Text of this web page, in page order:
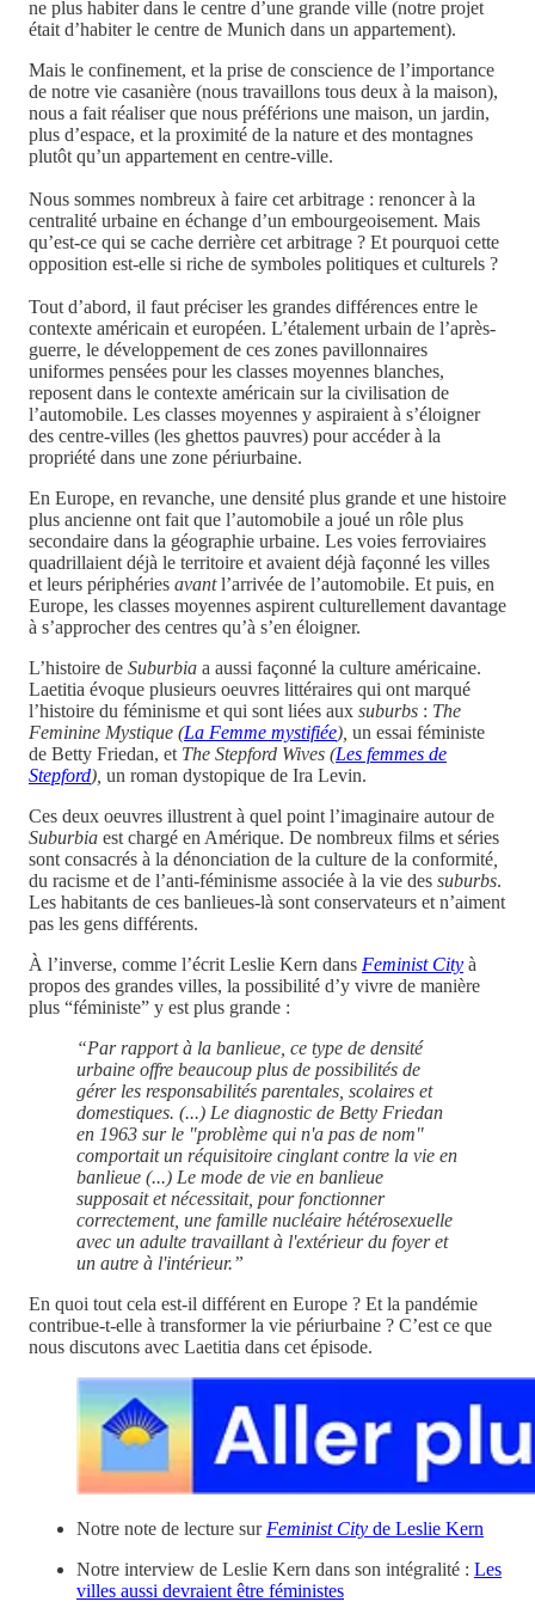
ne plus habiter dans le centre d’une grande ville (notre projet
était d’habiter le centre de Munich dans un appartement).
Mais le confinement, et la prise de conscience de l’importance
de notre vie casanière (nous travaillons tous deux à la maison),
nous a fait réaliser que nous préférions une maison, un jardin,
plus d’espace, et la proximité de la nature et des montagnes
plutôt qu’un appartement en centre-ville.
Nous sommes nombreux à faire cet arbitrage : renoncer à la
centralité urbaine en échange d’un embourgeoisement. Mais
qu’est-ce qui se cache derrière cet arbitrage ? Et pourquoi cette
opposition est-elle si riche de symboles politiques et culturels ?
Tout d’abord, il faut préciser les grandes différences entre le
contexte américain et européen. L’étalement urbain de l’après-
guerre, le développement de ces zones pavillonnaires
uniformes pensées pour les classes moyennes blanches,
reposent dans le contexte américain sur la civilisation de
l’automobile. Les classes moyennes y aspiraient à s’éloigner
des centre-villes (les ghettos pauvres) pour accéder à la
propriété dans une zone périurbaine.
En Europe, en revanche, une densité plus grande et une histoire
plus ancienne ont fait que l’automobile a joué un rôle plus
secondaire dans la géographie urbaine. Les voies ferroviaires
quadrillaient déjà le territoire et avaient déjà façonné les villes
et leurs périphéries avantl’arrivée de l’automobile. Et puis, en
Europe, les classes moyennes aspirent culturellement davantage
à s’approcher des centres qu’à s’en éloigner.
L’histoire de Suburbia a aussi façonné la culture américaine.
Laetitia évoque plusieurs oeuvres littéraires qui ont marqué
l’histoire du féminisme et qui sont liées aux suburbs : The
Feminine Mystique (La Femme mystifiée), un essai féministe
de Betty Friedan, et The Stepford Wives (Les femmes de
Stepford), un roman dystopique de Ira Levin.
Ces deux oeuvres illustrent à quel point l’imaginaire autour de
Suburbia est chargé en Amérique. De nombreux films et séries
sont consacrés à la dénonciation de la culture de la conformité
du racisme et de l’anti-féminisme associée à la vie des suburbs.
Les habitants de ces banlieues-là sont conservateurs et n’aiment
pas les gens différents.
À l’inverse, comme l’écrit Leslie Kern dans Feminist City à
propos des grandes villes, la possibilité d’y vivre de manière
plus “féministe” y est plus grande :
“Par rapport à la banlieue, ce type de densité
urbaine offre beaucoup plus de possibilités de
gérer les responsabilités parentales, scolaires et
domestiques. (...) Le diagnostic de Betty Friedan
en 1963 sur le "problème qui n'a pas de nom"
comportait un réquisitoire cinglant contre la vie en
banlieue (...) Le mode de vie en banlieue
supposait et nécessitait, pour fonctionner
correctement, une famille nucléaire hétérosexuelle
avec un adulte travaillant à l'extérieur du foyer et
un autre à l'intérieur.”
En quoi tout cela est-il différent en Europe ? Et la pandémie
contribue-t-elle à transformer la vie périurbaine ? C’est ce que
nous discutons avec Laetitia dans cet épisode.
Notre note de lecture sur Feminist City de Leslie Kern
Notre interview de Leslie Kern dans son intégralité : Les
villes aussi devraient être féministes